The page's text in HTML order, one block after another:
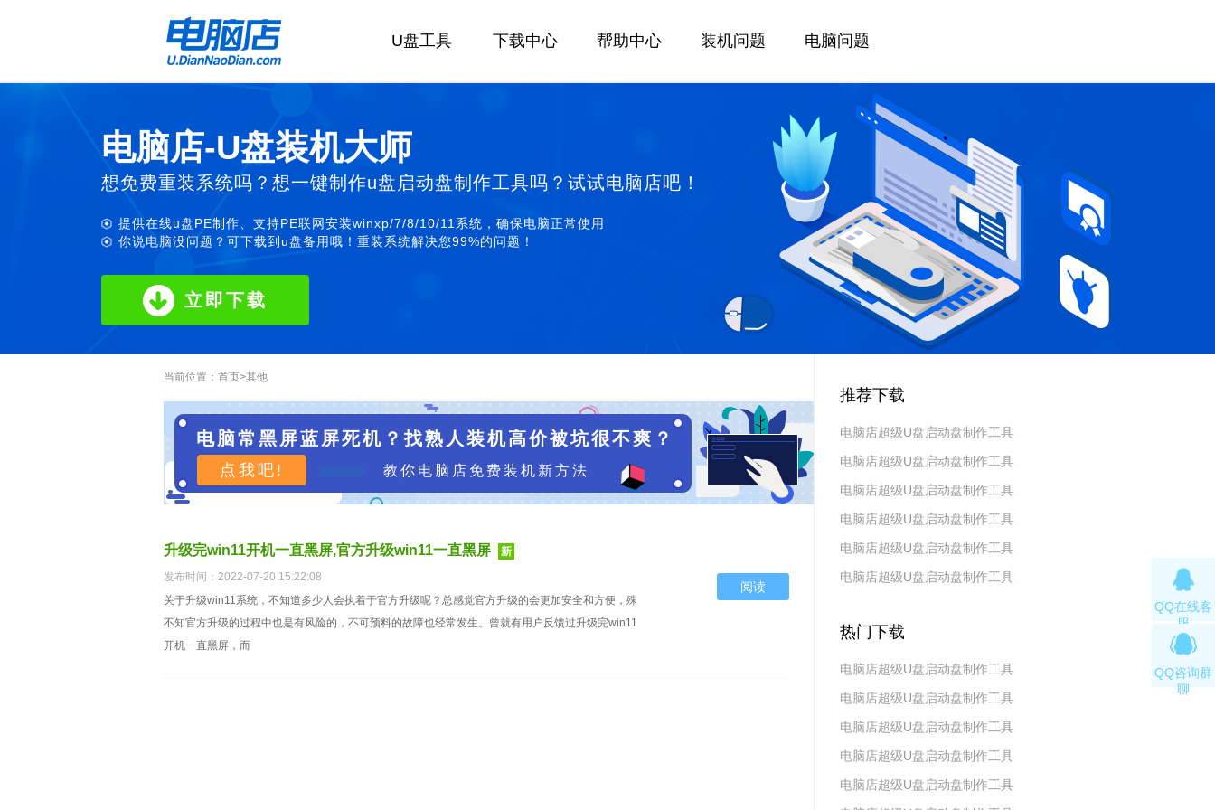
U盘工具 下载中心 帮助中心 装机问题 电脑问题
电脑店-U盘装机大师
想免费重装系统吗？想一键制作u盘启动盘制作工具吗？试试电脑店吧！
提供在线u盘PE制作、支持PE联网安装winxp/7/8/10/11系统，确保电脑正常使用
你说电脑没问题？可下载到u盘备用哦！重装系统解决您99%的问题！
立即下载
当前位置： 首页>其他
电脑常黑屏蓝屏死机？找熟人装机高价被坑很不爽？
点我吧! 教你电脑店免费装机新方法
升级完win11开机一直黑屏,官方升级win11一直黑屏
新
发布时间：2022-07-20 15:22:08
关于升级win11系统，不知道多少人会执着于官方升级呢？总感觉官方升级的会更加安全和方便，殊
不知官方升级的过程中也是有风险的，不可预料的故障也经常发生。曾就有用户反馈过升级完win11
开机一直黑屏，而
阅读
推荐下载
电脑店超级U盘启动盘制作工具
v7.5_2606
电脑店超级U盘启动盘制作工具
v7.5_2604
电脑店超级U盘启动盘制作工具
v7.5_2602
电脑店超级U盘启动盘制作工具
v7.5_2511
电脑店超级U盘启动盘制作工具
v7.5_2509
电脑店超级U盘启动盘制作工具
热门下载
电脑店超级U盘启动盘制作工具
v7.5_2606
电脑店超级U盘启动盘制作工具
v7.5_2604
电脑店超级U盘启动盘制作工具
v7.5_2602
电脑店超级U盘启动盘制作工具
v7.5 2019(天蓬元帅版)
电脑店超级U盘启动盘制作工具
QQ在线客
服
QQ咨询群
聊